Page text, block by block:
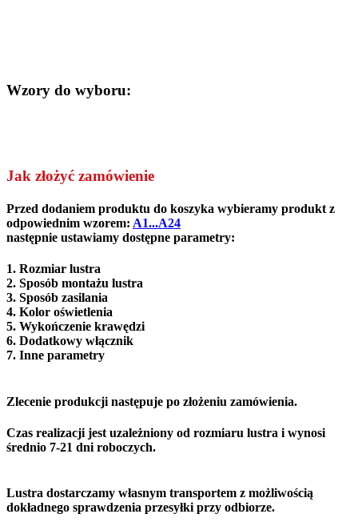
Wzory do wyboru:
Jak złożyć zamówienie
Przed dodaniem produktu do koszyka wybieramy produkt z
odpowiednim wzorem: A1...A24
następnie ustawiamy dostępne parametry:
1. Rozmiar lustra
2. Sposób montażu lustra
3. Sposób zasilania
4. Kolor oświetlenia
5. Wykończenie krawędzi
6. Dodatkowy włącznik
7. Inne parametry
Zlecenie produkcji następuje po złożeniu zamówienia.
Czas realizacji jest uzależniony od rozmiaru lustra i wynosi
średnio 7-21 dni roboczych.
Lustra dostarczamy własnym transportem z możliwością
dokładnego sprawdzenia przesyłki przy odbiorze.